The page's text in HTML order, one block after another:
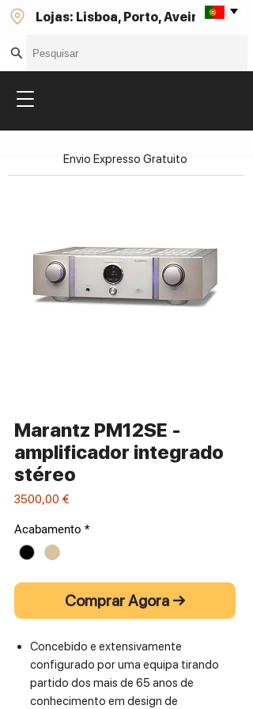
Lojas: Lisboa, Porto, Aveiro
Marantz PM12SE -
amplificador integrado
stéreo
3500,00 €
Acabamento *
Comprar Agora →
Concebido e extensivamente
configurado por uma equipa tirando
partido dos mais de 65 anos de
conhecimento em design de
Envio Expresso Gratuito